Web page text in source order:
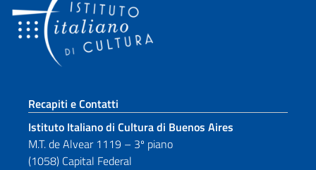
Sezione footer
Recapiti e Contatti
Istituto Italiano di Cultura di Buenos Aires
M.T. de Alvear 1119 – 3º piano
(1058) Capital Federal